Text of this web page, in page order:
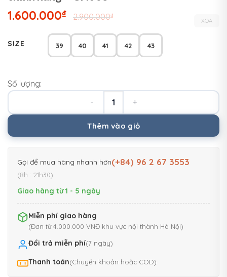
1.600.000₫ 2.900.000₫
SIZE 39 40 41 42 43
XÓA
Số lượng:
Giầy golf nam PGM chống
Thêm vào giỏ
Gọi để mua hàng nhanh hơn(+84) 96 2 67 3553
(8h : 21h30)
Giao hàng từ 1 - 5 ngày
Miễn phí giao hàng
(Đơn từ 4.000.000 VNĐ khu vực nội thành Hà Nội)
Đổi trả miễn phí(7 ngày)
Thanh toán(Chuyển khoản hoặc COD)